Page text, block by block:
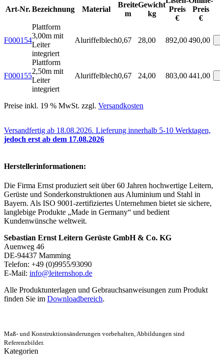
Art-Nr.Bezeichnung Material
Breite
m
Gewicht
kg
Preis
€
Preis
€
F000154
Plattform
3,00m mit
Leiter
integriert
Aluriffelblech0,67 28,00 892,00490,00
F000155
Plattform
2,50m mit
Leiter
integriert
Aluriffelblech0,67 24,00 803,00441,00
Preise inkl. 19 % MwSt. zzgl. Versandkosten
Versandfertig ab 18.08.2026. Lieferung innerhalb 5-10 Werktagen,
jedoch erst ab dem 17.08.2026
Herstellerinformationen:
Die Firma Ernst produziert seit über 60 Jahren hochwertige Leitern,
Gerüste und Sonderkonstruktionen aus Aluminium und Stahl in
Bayern. Als ISO 9001-zertifiziertes Unternehmen bietet sie sichere,
langlebige Produkte „Made in Germany“ und bedient
Kundenwünsche weltweit.
Sebastian Ernst Leitern Gerüste GmbH & Co. KG
Auenweg 46
DE-94437 Mamming
Telefon: +49 (0)9955/93090
E-Mail: info@leiternshop.de
Alle Produktunterlagen und Gebrauchsanweisungen zum Produkt
finden Sie im Downloadbereich.
Maß- und Konstruktionsänderungen vorbehalten, Abbildungen sind
Referenzbilder.
Kategorien